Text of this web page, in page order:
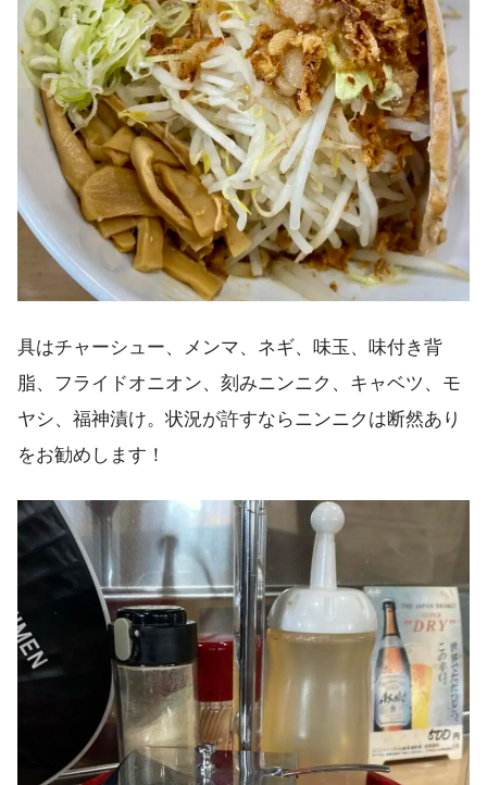
具はチャーシュー、メンマ、ネギ、味玉、味付き背
脂、フライドオニオン、刻みニンニク、キャベツ、モ
ヤシ、福神漬け。状況が許すならニンニクは断然あり
をお勧めします！